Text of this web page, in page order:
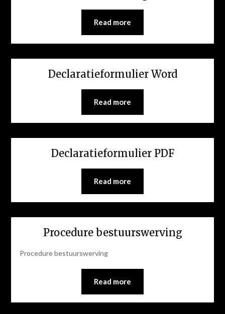
Read more
Declaratieformulier Word
Read more
Declaratieformulier PDF
Read more
Procedure bestuurswerving
Procedure bestuurswerving
Read more